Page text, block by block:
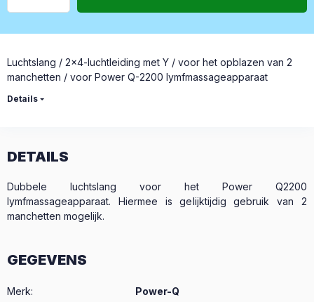
Luchtslang / 2x4-luchtleiding met Y / voor het opblazen van 2
manchetten / voor Power Q-2200 lymfmassageapparaat
Details
DETAILS
Dubbele luchtslang voor het Power Q2200
lymfmassageapparaat. Hiermee is gelijktijdig gebruik van 2
manchetten mogelijk.
GEGEVENS
Merk:
Power-Q